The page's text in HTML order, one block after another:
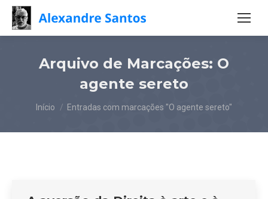
Arquivo de Marcações: O
agente sereto
Você está aqui:
Início Entradas com marcações "O agente sereto"